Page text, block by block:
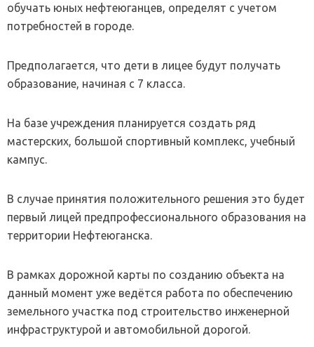
обучать юных нефтеюганцев, определят с учетом
потребностей в городе.
Предполагается, что дети в лицее будут получать
образование, начиная с 7 класса.
На базе учреждения планируется создать ряд
мастерских, большой спортивный комплекс, учебный
кампус.
В случае принятия положительного решения это будет
первый лицей предпрофессионального образования на
территории Нефтеюганска.
В рамках дорожной карты по созданию объекта на
данный момент уже ведётся работа по обеспечению
земельного участка под строительство инженерной
инфраструктурой и автомобильной дорогой.